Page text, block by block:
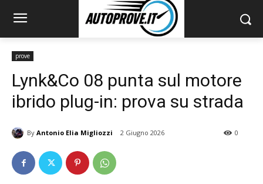
prove
Lynk&Co 08 punta sul motore
ibrido plug-in: prova su strada
By Antonio Elia Migliozzi 2 Giugno 2026 0